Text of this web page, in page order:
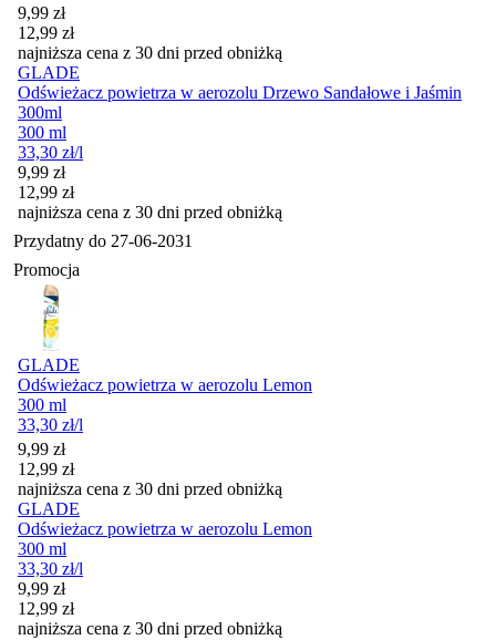
Cena promocyjna
9,99 zł
12,99 zł
najniższa cena z 30 dni przed obniżką
GLADE
Odświeżacz powietrza w aerozolu Drzewo Sandałowe i Jaśmin
300ml
300 ml
33,30 zł/l
Cena promocyjna
9,99 zł
12,99 zł
najniższa cena z 30 dni przed obniżką
Przydatny do 27-06-2031
Promocja
GLADE
Odświeżacz powietrza w aerozolu Lemon
300 ml
33,30 zł/l
Cena promocyjna
9,99 zł
12,99 zł
najniższa cena z 30 dni przed obniżką
GLADE
Odświeżacz powietrza w aerozolu Lemon
300 ml
33,30 zł/l
Cena promocyjna
9,99 zł
12,99 zł
najniższa cena z 30 dni przed obniżką